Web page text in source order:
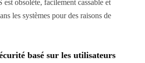
obsolète, facilement cassable et
les systèmes pour des raisons de
basé sur les utilisateurs